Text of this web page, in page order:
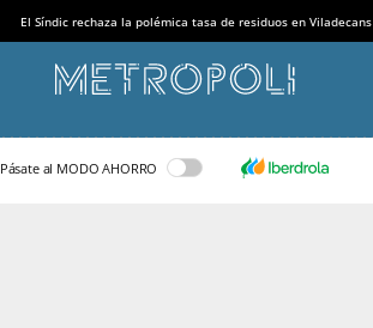
El Síndic rechaza la polémica tasa de residuos en Viladecans
Pásate al MODO AHORRO